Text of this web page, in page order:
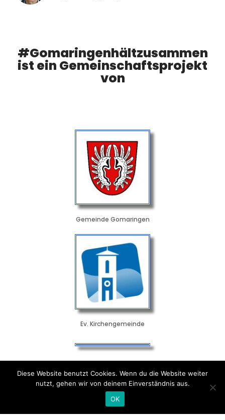
#Gomaringenhältzusammen
ist ein Gemeinschaftsprojekt
von
Gemeinde Gomaringen
Ev. Kirchengemeinde
CVJM Gomaringen
Diese Website benutzt Cookies. Wenn du die Website weiter
nutzt, gehen wir von deinem Einverständnis aus.
OK